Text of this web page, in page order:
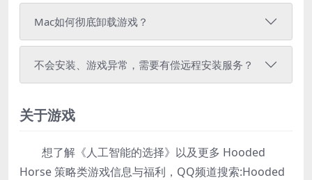
Mac如何彻底卸载游戏？
不会安装、游戏异常，需要有偿远程安装服务？
关于游戏
想了解《人工智能的选择》以及更多 Hooded
Horse 策略类游戏信息与福利，QQ频道搜索:Hooded